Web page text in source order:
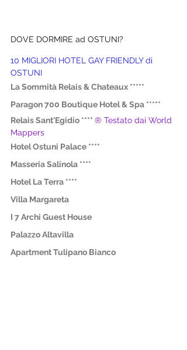
DOVE DORMIRE ad OSTUNI?
10 MIGLIORI HOTEL GAY FRIENDLY di
OSTUNI
La Sommità Relais & Chateaux *****
Paragon 700 Boutique Hotel & Spa *****
Relais Sant'Egidio **** ® Testato dai World
Mappers
Hotel Ostuni Palace ****
Masseria Salinola ****
Hotel La Terra ****
Villa Margareta
I 7 Archi Guest House
Palazzo Altavilla
Apartment Tulipano Bianco